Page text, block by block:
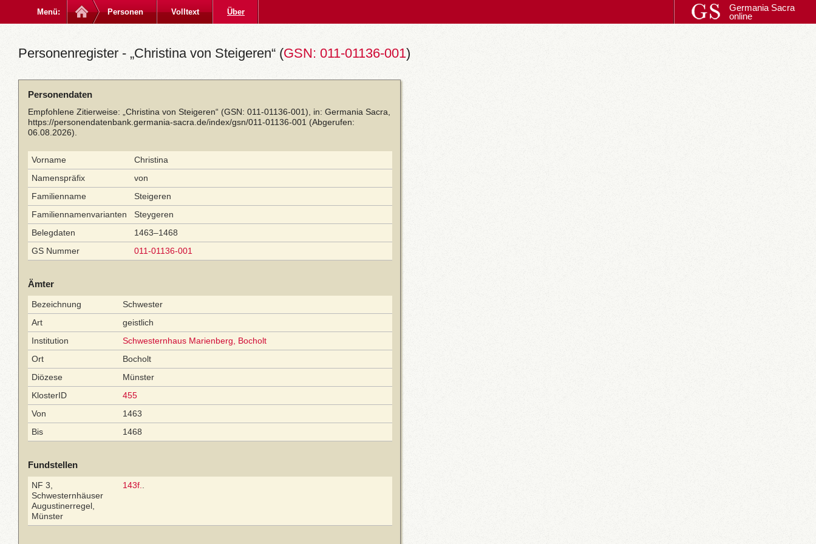
Menü: Personen Volltext Über
Germania Sacra
online
Personenregister - „Christina von Steigeren“ (GSN: 011-01136-001)
Personendaten
Empfohlene Zitierweise: „Christina von Steigeren“ (GSN: 011-01136-001), in: Germania Sacra,
https://personendatenbank.germania-sacra.de/index/gsn/011-01136-001 (Abgerufen:
06.08.2026).
Vorname
Christina
Namenspräfix
von
Familienname
Steigeren
Familiennamenvarianten
Steygeren
Belegdaten
1463–1468
GS Nummer
011-01136-001
Ämter
Bezeichnung
Schwester
Art
geistlich
Institution
Schwesternhaus Marienberg, Bocholt
Ort
Bocholt
Diözese
Münster
KlosterID
455
Von
1463
Bis
1468
Fundstellen
NF 3,
Schwesternhäuser
Augustinerregel,
Münster
143f.